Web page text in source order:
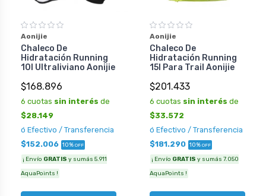
Aonijie
Chaleco De
Hidratación Running
10l Ultraliviano Aonijie
$168.896
6 cuotas sin interés de
$28.149
ó Efectivo / Transferencia
$152.006 10% OFF
¡ Envío GRATIS y sumás 5.911
AquaPoints !
Aonijie
Chaleco De
Hidratación Running
15l Para Trail Aonijie
$201.433
6 cuotas sin interés de
$33.572
ó Efectivo / Transferencia
$181.290 10% OFF
¡ Envío GRATIS y sumás 7.050
AquaPoints !